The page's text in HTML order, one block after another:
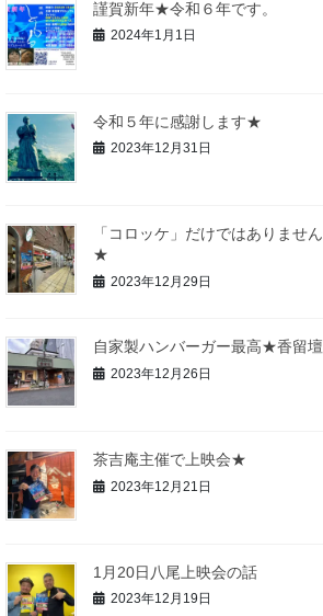
謹賀新年★令和６年です。
2024年1月1日
令和５年に感謝します★
2023年12月31日
「コロッケ」だけではありません
★
2023年12月29日
自家製ハンバーガー最高★香留壇
2023年12月26日
茶吉庵主催で上映会★
2023年12月21日
1月20日八尾上映会の話
2023年12月19日